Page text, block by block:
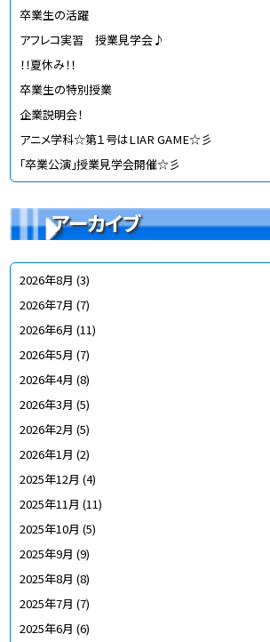
卒業生の活躍
アフレコ実習 授業見学会♪
！！夏休み！！
卒業生の特別授業
企業説明会！
アニメ学科☆第１号はLIAR GAME☆彡
「卒業公演」授業見学会開催☆彡
アーカイブ
2026年8月 (3)
2026年7月 (7)
2026年6月 (11)
2026年5月 (7)
2026年4月 (8)
2026年3月 (5)
2026年2月 (5)
2026年1月 (2)
2025年12月 (4)
2025年11月 (11)
2025年10月 (5)
2025年9月 (9)
2025年8月 (8)
2025年7月 (7)
2025年6月 (6)